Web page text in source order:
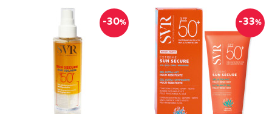
-30% -33%